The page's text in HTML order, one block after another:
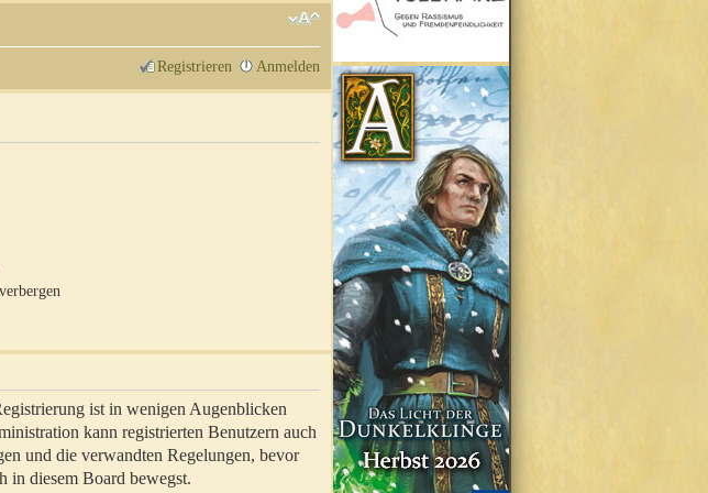
Registrieren Anmelden
ist in wenigen Augenblicken
kann registrierten Benutzern auch
und die verwandten Regelungen, bevor
in diesem Board bewegst.